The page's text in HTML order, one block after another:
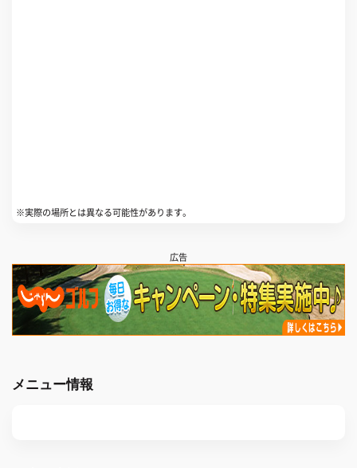
※実際の場所とは異なる可能性があります。
広告
メニュー情報